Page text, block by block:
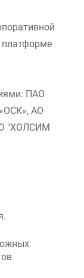
платформе
ПАО
АО
"ХОЛСИМ